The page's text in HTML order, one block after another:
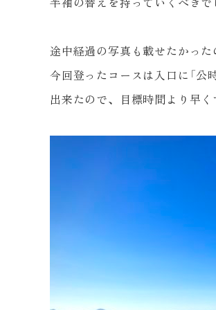
途中経過の写真も載せたかった
今回登ったコースは入口に「公
出来たので、目標時間より早